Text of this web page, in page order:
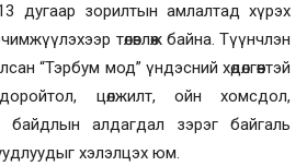
дугаар зорилтын амлалтад хүрэх
төлөвлөж байна. Түүнчлэн
“Тэрбум мод” үндэсний хөдөлгөөнтэй
цөлжилт, ойн хомсдол,
алдагдал зэрэг байгаль
хэлэлцэх юм.